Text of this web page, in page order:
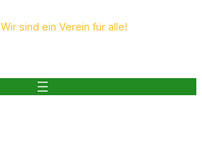
Wir sind ein Verein für alle!